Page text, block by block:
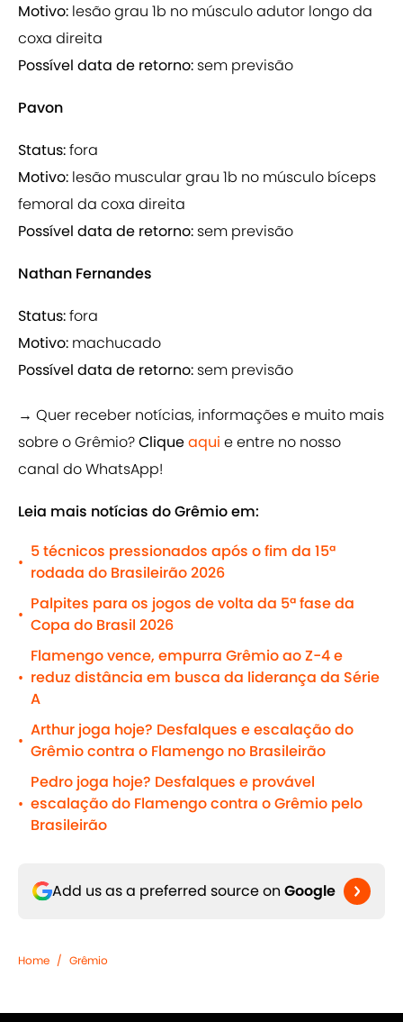
Motivo: lesão grau 1b no músculo adutor longo da
coxa direita
Possível data de retorno: sem previsão
Pavon
Status:fora
Motivo: lesão muscular grau 1b no músculo bíceps
femoral da coxa direita
Possível data de retorno: sem previsão
Nathan Fernandes
Status:fora
Motivo: machucado
Possível data de retorno: sem previsão
→ Quer receber notícias, informações e muito mais
sobre o Grêmio?Cliqueaqui e entre no nosso
canal do WhatsApp!
Leia mais notícias do Grêmio em:
•
5 técnicos pressionados após o fim da 15ª
rodada do Brasileirão 2026
•
Palpites para os jogos de volta da 5ª fase da
Copa do Brasil 2026
•
Flamengo vence, empurra Grêmio ao Z-4 e
reduz distância em busca da liderança da Série
A
•
Arthur joga hoje? Desfalques e escalação do
Grêmio contra o Flamengo no Brasileirão
•
Pedro joga hoje? Desfalques e provável
escalação do Flamengo contra o Grêmio pelo
Brasileirão
Add us as a preferred source on Google
Home / Grêmio